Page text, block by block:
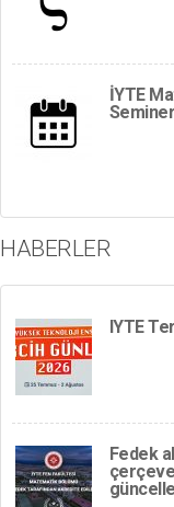
İYTE
HABERLER
IYTE
Fedek